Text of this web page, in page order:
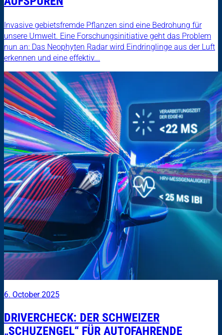
Invasive gebietsfremde Pflanzen sind eine Bedrohung für
unsere Umwelt. Eine Forschungsinitiative geht das Problem
nun an: Das Neophyten Radar wird Eindringlinge aus der Luft
erkennen und eine effektiv...
6. October 2025
DRIVERCHECK: DER SCHWEIZER
„SCHUZENGEL“ FÜR AUTOFAHRENDE